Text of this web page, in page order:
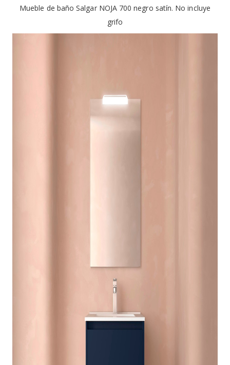
Mueble de baño Salgar NOJA 700 negro satín. No incluye
grifo